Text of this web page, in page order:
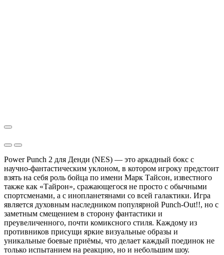
Power Punch 2 для Денди (NES) — это аркадный бокс с
научно-фантастическим уклоном, в котором игроку предстоит
взять на себя роль бойца по имени Марк Тайсон, известного
также как «Тайрон», сражающегося не просто с обычными
спортсменами, а с инопланетянами со всей галактики. Игра
является духовным наследником популярной Punch-Out!!, но с
заметным смещением в сторону фантастики и
преувеличенного, почти комиксного стиля. Каждому из
противников присущи яркие визуальные образы и
уникальные боевые приёмы, что делает каждый поединок не
только испытанием на реакцию, но и небольшим шоу.